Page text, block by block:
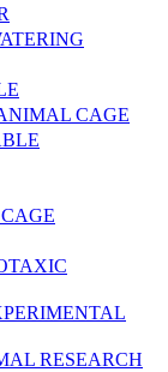
CAGE
RESEARCH